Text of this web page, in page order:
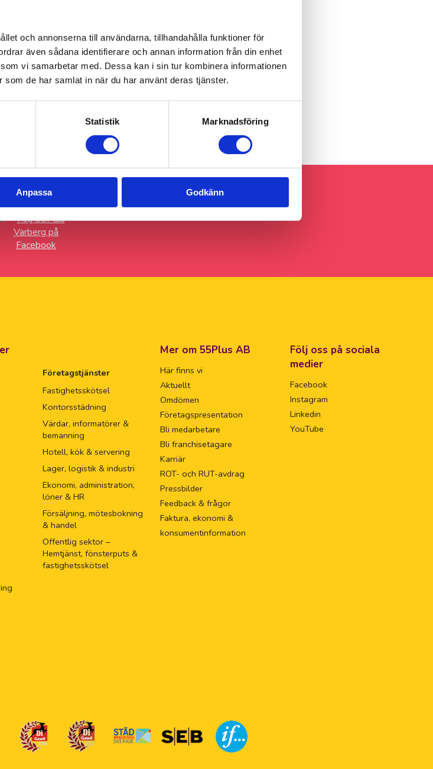
och annonserna till användarna, tillhandahålla funktioner för
även sådana identifierare och annan information från din enhet
vi samarbetar med. Dessa kan i sin tur kombinera informationen
de har samlat in när du har använt deras tjänster.
Statistik Marknadsföring
Anpassa Godkänn
Varberg på sociala medier!
Företagstjänster
Fastighetsskötsel
Kontorsstädning
Värdar, informatörer &
bemanning
Hotell, kök & servering
Lager, logistik & industri
Ekonomi, administration,
löner & HR
Försäljning, mötesbokning
& handel
Offentlig sektor –
Hemtjänst, fönsterputs &
fastighetsskötsel
Mer om 55Plus AB
Här finns vi
Aktuellt
Omdömen
Företagspresentation
Bli medarbetare
Bli franchisetagare
Karriär
ROT- och RUT-avdrag
Pressbilder
Feedback & frågor
Faktura, ekonomi &
konsumentinformation
Följ oss på sociala
medier
Facebook
Instagram
Linkedin
YouTube